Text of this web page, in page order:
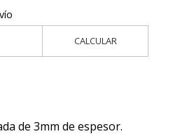
CALCULAR
de 3mm de espesor.